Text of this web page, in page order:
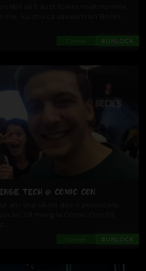
posibil să fi auzit foarte mult numele
zile. Eu știu că savuram un Becks
#UNLOCK
Games
TECH @ COMIC CON
am vrut să-mi dau o provocare.
Să merg la Comic Con Să
#UNLOCK
Games